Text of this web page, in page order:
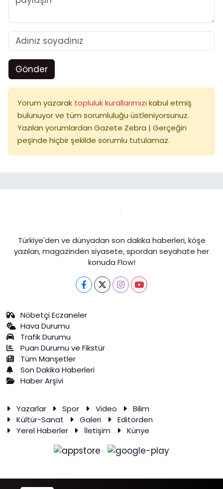
Gönder
Yorum yazarak topluluk kurallarımızı kabul etmiş
bulunuyor ve tüm sorumluluğu üstleniyorsunuz.
Yazılan yorumlardan Gazete Zebra | Gerçeğin
peşinde hiçbir şekilde sorumlu tutulamaz.
Türkiye'den ve dünyadan son dakika haberleri, köşe
yazıları, magazinden siyasete, spordan seyahate her
konuda Flow!
Nöbetçi Eczaneler
Hava Durumu
Trafik Durumu
Puan Durumu ve Fikstür
Tüm Manşetler
Son Dakika Haberleri
Haber Arşivi
Yazarlar Spor Video
Bilim
Kültür-Sanat
Galeri
Editörden
Yerel Haberler
İletişim Künye